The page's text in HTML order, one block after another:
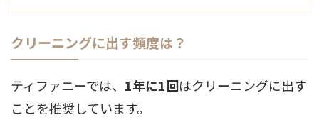
クリーニングに出す頻度は？
ティファニーでは、 1年に1回はクリーニングに出す
ことを推奨しています。